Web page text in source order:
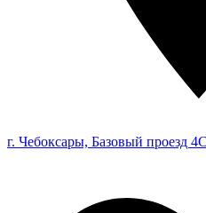
г. Чебоксары, Базовый проезд 4С